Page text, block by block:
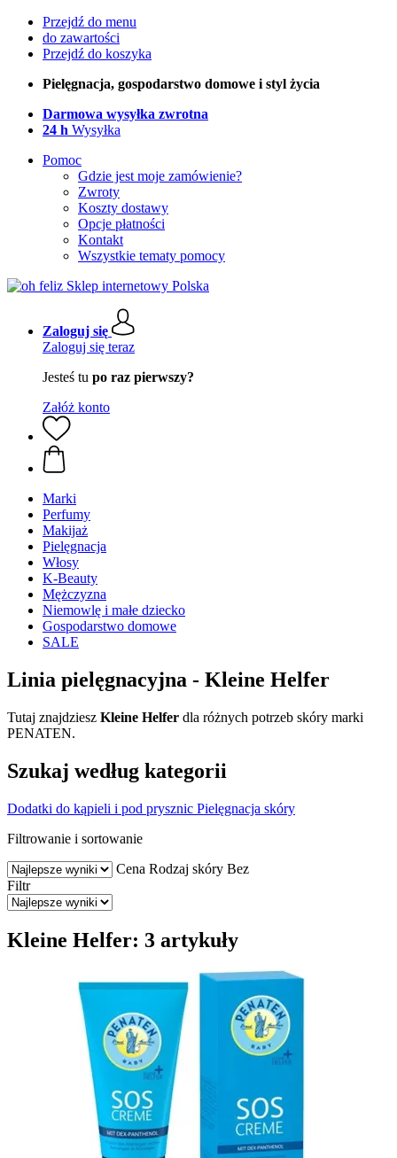
Przejdź do menu
do zawartości
Przejdź do koszyka
Pielęgnacja, gospodarstwo domowe i styl życia
Darmowa wysyłka zwrotna
24 h Wysyłka
Pomoc
Gdzie jest moje zamówienie?
Zwroty
Koszty dostawy
Opcje płatności
Kontakt
Wszystkie tematy pomocy
Zaloguj się
Zaloguj się teraz
Jesteś tu po raz pierwszy?
Załóż konto
Marki
Perfumy
Makijaż
Pielęgnacja
Włosy
K-Beauty
Mężczyzna
Niemowlę i małe dziecko
Gospodarstwo domowe
SALE
Linia pielęgnacyjna - Kleine Helfer
Tutaj znajdziesz Kleine Helfer dla różnych potrzeb skóry marki
PENATEN.
Szukaj według kategorii
Dodatki do kąpieli i pod prysznic Pielęgnacja skóry
Filtrowanie i sortowanie
Cena Rodzaj skóry Bez
Filtr
Kleine Helfer: 3 artykuły